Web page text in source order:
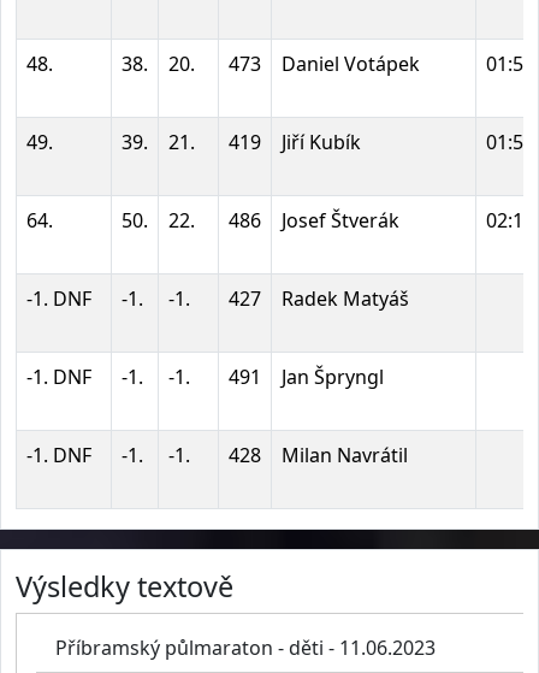
48. 38. 20. 473 Daniel Votápek
49. 39. 21. 419 Jiří Kubík
64. 50. 22. 486 Josef Štverák
-1. DNF -1. -1. 427 Radek Matyáš
-1. DNF -1. -1. 491 Jan Špryngl
-1. DNF -1. -1. 428 Milan Navrátil
Výsledky textově
Příbramský půlmaraton - děti - 11.06.2023